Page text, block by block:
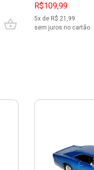
R$109,99
5x de R$ 21,99
sem juros no cartão